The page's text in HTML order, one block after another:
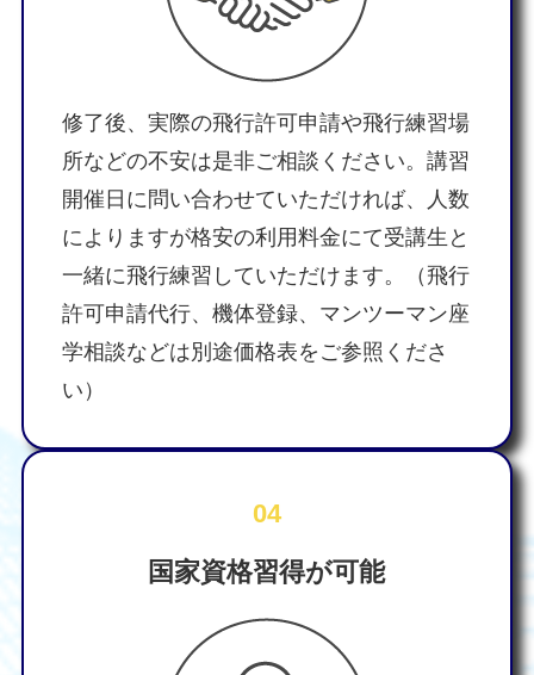
修了後、実際の飛行許可申請や飛行練習場
所などの不安は是非ご相談ください。講習
開催日に問い合わせていただければ、人数
によりますが格安の利用料金にて受講生と
一緒に飛行練習していただけます。（飛行
許可申請代行、機体登録、マンツーマン座
学相談などは別途価格表をご参照くださ
い）
04
国家資格習得が可能